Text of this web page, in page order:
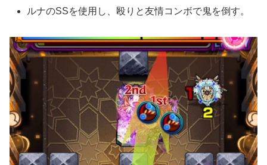
ルナのSSを使用し、殴りと友情コンボで鬼を倒す。